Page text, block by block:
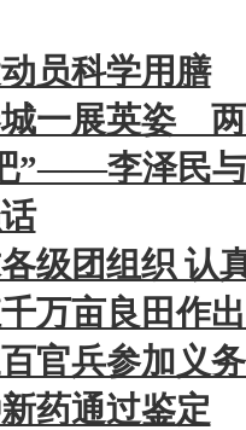
员科学用膳
一展英姿
”——李泽民
级团组织 认
万亩良田作
官兵参加义
药通过鉴定